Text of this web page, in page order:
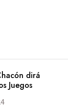
dirá
Juegos